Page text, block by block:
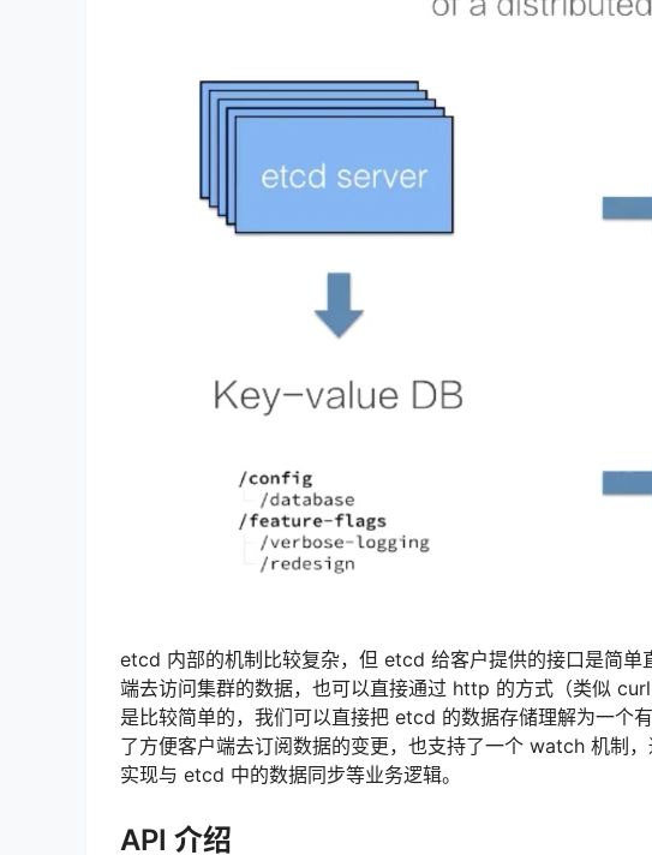
etcd 内部的机制比较复杂，但 etcd 给客户提供的接口是简
端去访问集群的数据，也可以直接通过 http 的方式（类似
是比较简单的，我们可以直接把 etcd 的数据存储理解为一
了方便客户端去订阅数据的变更，也支持了一个 watch 机制
实现与 etcd 中的数据同步等业务逻辑。
API 介绍